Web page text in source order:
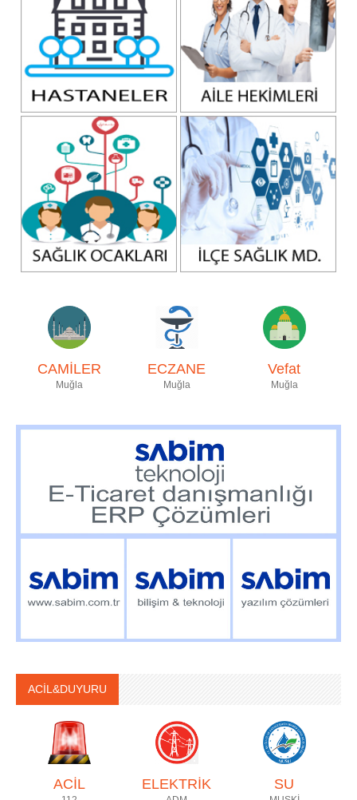
CAMİLER
Muğla
ECZANE
Muğla
Vefat
Muğla
ACİL&DUYURU
ACİL ELEKTRİK SU